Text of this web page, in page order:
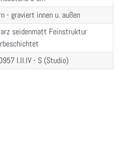
- graviert innen u. außen
seidenmatt Feinstruktur
I.II.IV - S (Studio)